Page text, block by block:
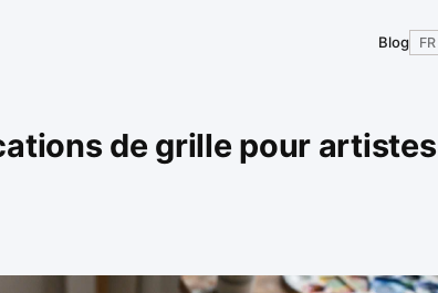
Blog FR
de grille pour artistes